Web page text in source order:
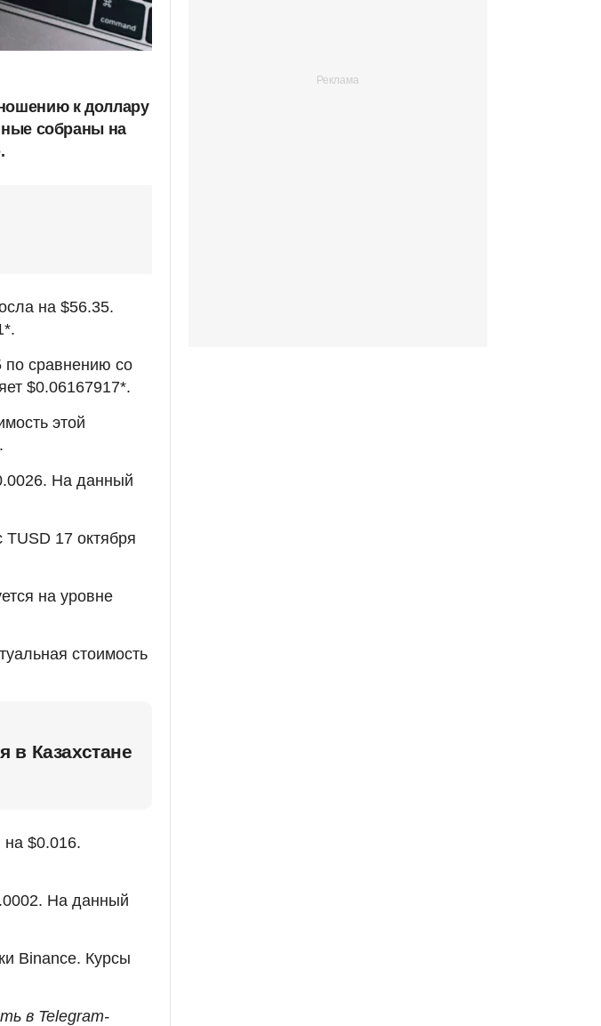
к доллару
собраны на
.
на $56.35.
по сравнению со
$0.06167917*.
этой
На данный
17 октября
на уровне
стоимость
в Казахстане
$0.016.
На данный
Binance. Курсы
в Telegram-